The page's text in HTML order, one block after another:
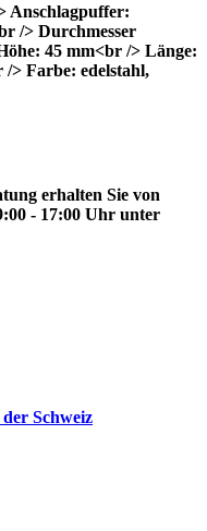
Anschlagpuffer:
/> Durchmesser
45 mm<br /> Länge:
> Farbe: edelstahl,
erhalten Sie von
- 17:00 Uhr unter
Schweiz